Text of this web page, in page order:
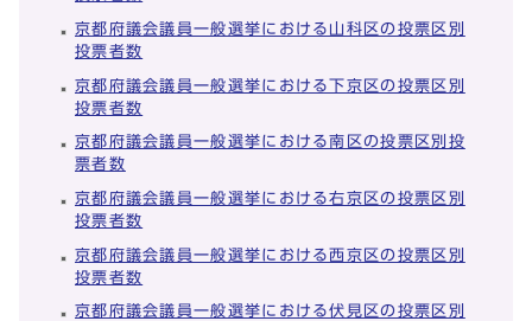
京都府議会議員一般選挙における山科区の投票区別
投票者数
京都府議会議員一般選挙における下京区の投票区別
投票者数
京都府議会議員一般選挙における南区の投票区別投
票者数
京都府議会議員一般選挙における右京区の投票区別
投票者数
京都府議会議員一般選挙における西京区の投票区別
投票者数
京都府議会議員一般選挙における伏見区の投票区別